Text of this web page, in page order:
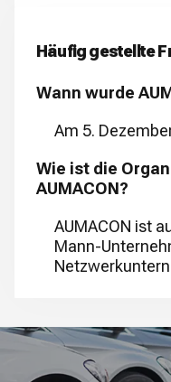
Häufig gestellte
Wann wurde
Am 5.
Wie ist die
AUMACON?
AUMACON ist
Mann-